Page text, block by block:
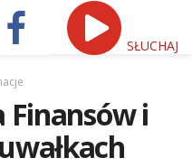
SŁUCHAJ
i